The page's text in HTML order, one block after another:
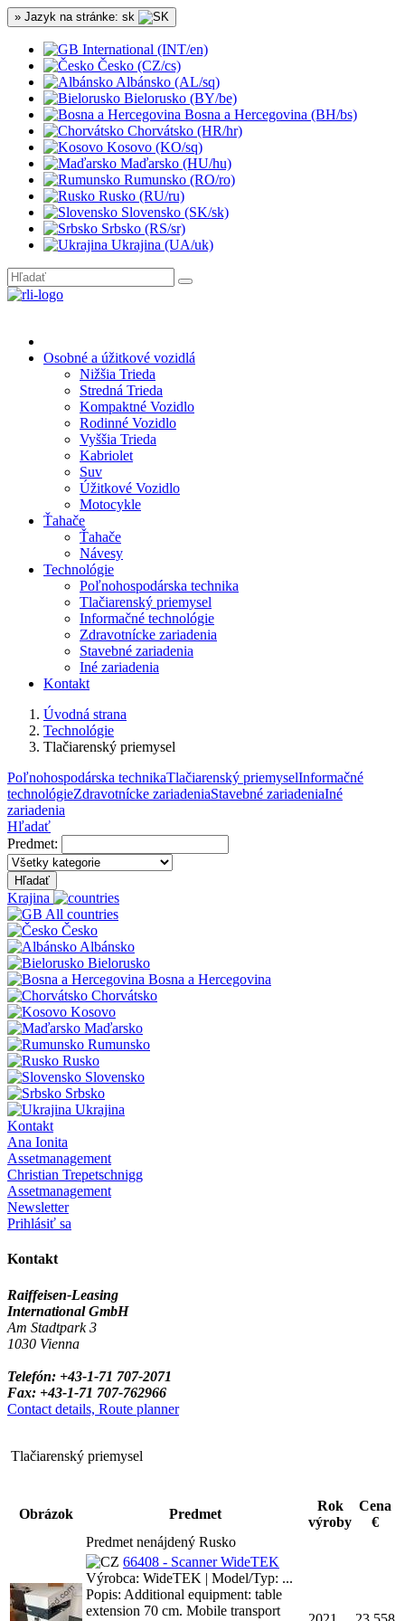
» Jazyk na stránke: sk
International (INT/en)
Česko (CZ/cs)
Albánsko (AL/sq)
Bielorusko (BY/be)
Bosna a Hercegovina (BH/bs)
Chorvátsko (HR/hr)
Kosovo (KO/sq)
Maďarsko (HU/hu)
Rumunsko (RO/ro)
Rusko (RU/ru)
Slovensko (SK/sk)
Srbsko (RS/sr)
Ukrajina (UA/uk)
Osobné a úžitkové vozidlá
Nižšia Trieda
Stredná Trieda
Kompaktné Vozidlo
Rodinné Vozidlo
Vyššia Trieda
Kabriolet
Suv
Úžitkové Vozidlo
Motocykle
Ťahače
Ťahače
Návesy
Technológie
Poľnohospodárska technika
Tlačiarenský priemysel
Informačné technológie
Zdravotnícke zariadenia
Stavebné zariadenia
Iné zariadenia
Kontakt
Úvodná strana
Technológie
Tlačiarenský priemysel
Poľnohospodárska technikaTlačiarenský priemyselInformačné
technológieZdravotnícke zariadeniaStavebné zariadeniaIné
zariadenia
Hľadať
Predmet:
Hľadať
Krajina
All countries
Česko
Albánsko
Bielorusko
Bosna a Hercegovina
Chorvátsko
Kosovo
Maďarsko
Rumunsko
Rusko
Slovensko
Srbsko
Ukrajina
Kontakt
Ana Ionita
Assetmanagement
Christian Trepetschnigg
Assetmanagement
Newsletter
Prihlásiť sa
Kontakt
Raiffeisen-Leasing
International GmbH
Am Stadtpark 3
1030 Vienna
Telefón: +43-1-71 707-2071
Fax: +43-1-71 707-762966
Contact details, Route planner
Tlačiarenský priemysel
Obrázok Predmet
Rok
výroby
Cena
€
Predmet nenájdený Rusko
66408 - Scanner WideTEK
Výrobca: WideTEK | Model/Typ: ...
Popis: Additional equipment: table
extension 70 cm. Mobile transport